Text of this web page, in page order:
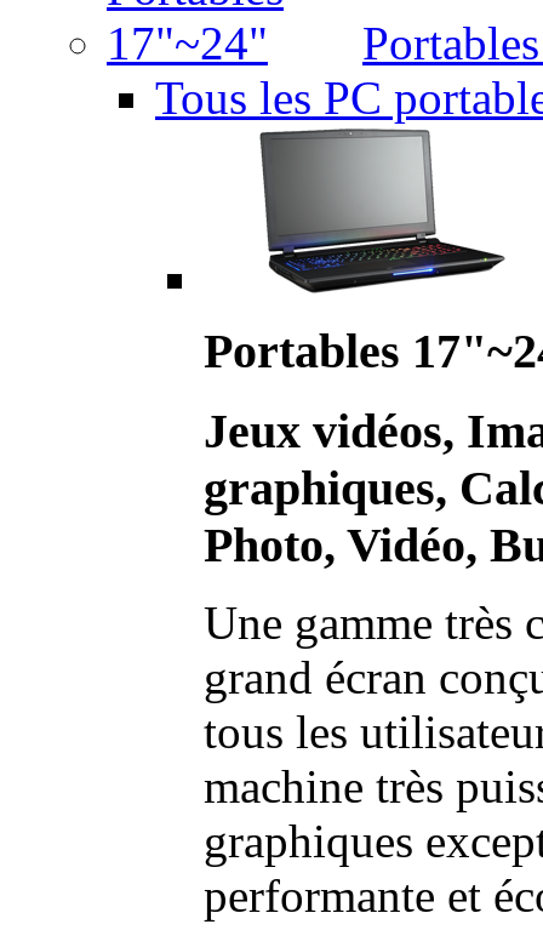
Tous les PC
Portables
Jeux vidéos,
graphiques,
Photo, Vidéo,
Une gamme très
grand écran
tous les
machine très
graphiques
performante et